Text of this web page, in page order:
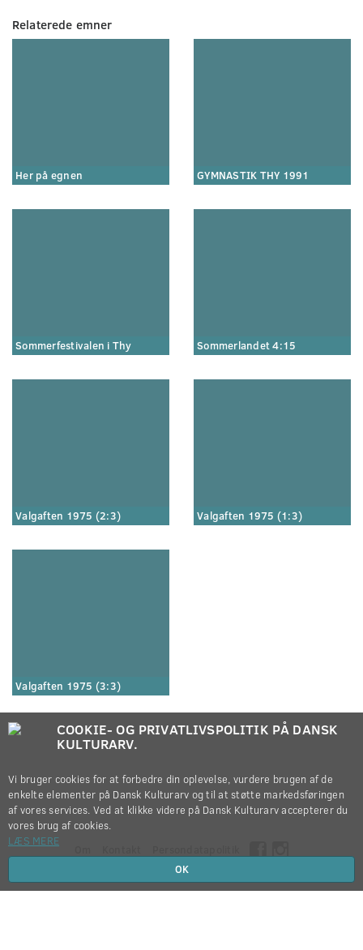
Relaterede emner
Her på egnen GYMNASTIK THY 1991
Sommerfestivalen i Thy Sommerlandet 4:15
Valgaften 1975 (2:3) Valgaften 1975 (1:3)
Valgaften 1975 (3:3)
Copyright © 2012-2026
COOKIE- OG PRIVATLIVSPOLITIK PÅ DANSK
KULTURARV.
Vi bruger cookies for at forbedre din oplevelse, vurdere brugen af de
enkelte elementer på Dansk Kulturarv og til at støtte markedsføringen
af vores services. Ved at klikke videre på Dansk Kulturarv accepterer du
vores brug af cookies.
LÆS MERE
OK